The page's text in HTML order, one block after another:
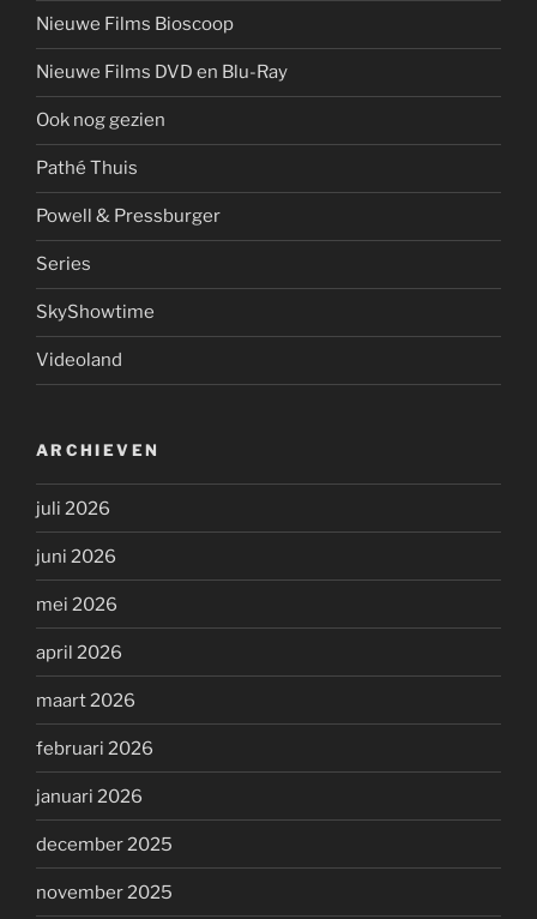
Nieuwe Films Bioscoop
Nieuwe Films DVD en Blu-Ray
Ook nog gezien
Pathé Thuis
Powell & Pressburger
Series
SkyShowtime
Videoland
ARCHIEVEN
juli 2026
juni 2026
mei 2026
april 2026
maart 2026
februari 2026
januari 2026
december 2025
november 2025